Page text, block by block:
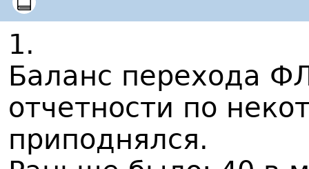
1.
Баланс перехода
отчетности по
приподнялся.